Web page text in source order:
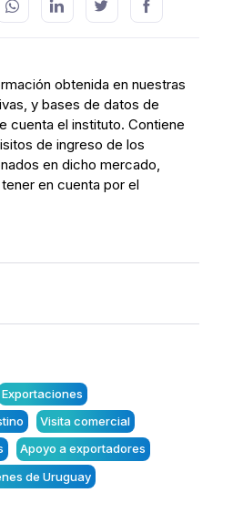
obtenida en nuestras
y bases de datos de
cuenta el instituto. Contiene
de ingreso de los
en dicho mercado,
en cuenta por el
Exportaciones
Visita comercial
Apoyo a exportadores
de Uruguay